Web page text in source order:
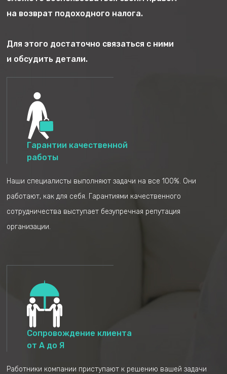
на возврат подоходного налога.
Для этого достаточно связаться с ними
и обсудить детали.
Гарантии качественной
работы
Наши специалисты выполняют задачи на все 100%. Они
работают, как для себя. Гарантиями качественного
сотрудничества выступает безупречная репутация
организации.
Сопровождение клиента
от А до Я
Работники компании приступают к решению вашей задачи
Заполнение заявки
Обратная связь
Заполнение анкеты
для изучения
ситуации.
информации